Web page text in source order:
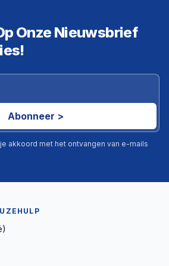
Onze Nieuwsbrief
Abonneer >
akkoord met het ontvangen van e-mails